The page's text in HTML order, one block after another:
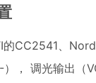
CC2541、
， 调光输出（